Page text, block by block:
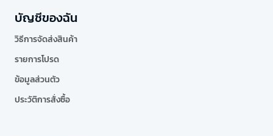
บัญชีของฉัน
วิธีการจัดส่งสินค้า
รายการโปรด
ข้อมูลส่วนตัว
ประวัติการสั่งซื้อ